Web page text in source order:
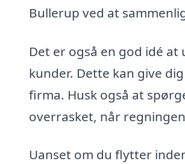
Bullerup ved at
Det er også en god idé
kunder. Dette kan give
firma. Husk også at
overrasket, når
Uanset om du flytter